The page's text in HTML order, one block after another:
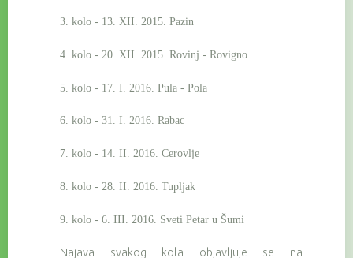
3. kolo - 13. XII. 2015. Pazin
4. kolo - 20. XII. 2015. Rovinj - Rovigno
5. kolo - 17. I. 2016. Pula - Pola
6. kolo - 31. I. 2016. Rabac
7. kolo - 14. II. 2016. Cerovlje
8. kolo - 28. II. 2016. Tupljak
9. kolo - 6. III. 2016. Sveti Petar u Šumi
Najava svakog kola objavljuje se na